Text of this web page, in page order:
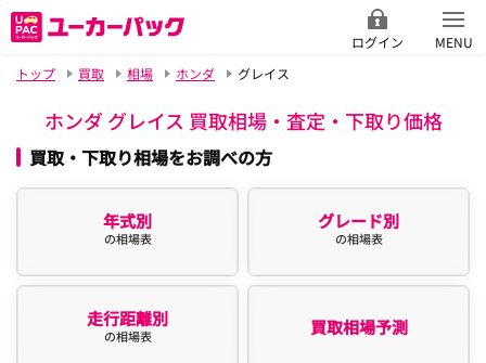
ログイン
MENU
トップ
買取 相場 ホンダ グレイス
ホンダ グレイス 買取相場・査定・下取り価格
買取・下取り相場をお調べの方
年式別
の相場表
グレード別
の相場表
走行距離別
の相場表 買取相場予測